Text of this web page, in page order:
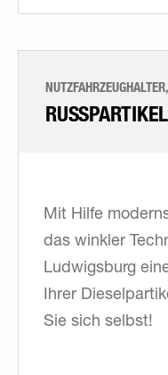
Mit Hilfe
das winkler
Ludwigsburg
Ihrer
Sie sich selbst!